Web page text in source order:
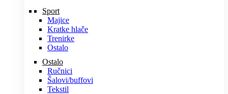
Sport
Majice
Kratke hlače
Trenirke
Ostalo
Ostalo
Ručnici
Šalovi/buffovi
Tekstil